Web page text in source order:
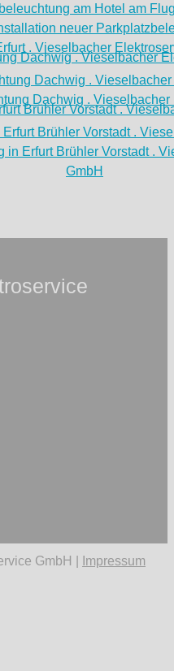
am Hotel am
neuer
. Vieselbacher
Dachwig .
Dachwig . Vieselbacher
Brühler Vorstadt .
in Erfurt Brühler Vorstadt .
GmbH
GmbH | Impressum